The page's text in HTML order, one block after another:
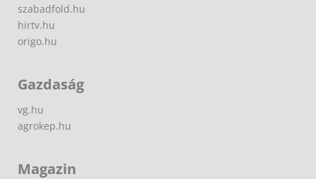
szabadfold.hu
hirtv.hu
origo.hu
Gazdaság
vg.hu
agrokep.hu
Magazin